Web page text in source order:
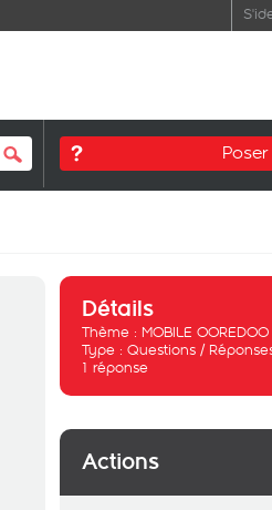
Détails
Thème : MOBILE OOREDOO
Type : Questions /
1 réponse
Actions